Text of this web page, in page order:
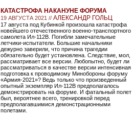
КАТАСТРОФА НАКАНУНЕ ФОРУМА
19 АВГУСТА 2021 // АЛЕКСАНДР ГОЛЬЦ
17 августа под Кубинкой произошла катастрофа
новейшего отечественного военно-транспортного
самолета Ил-112В. Погибли замечательные
летчики-испытатели. Большие начальники
дежурно заверили, что причина трагедии
обязательно будет установлена. Следствие, мол,
рассматривает все версии. Любопытно, будет ли
рассматриваться в качестве версии интенсивная
подготовка к проводимому Минобороны форуму
«Армия-2021»? Ведь только что произведенный
опытный экземпляр Ил-112В предполагалось
демонстрировать на форуме. И фатальный полет
был, вероятнее всего, тренировкой перед
предполагавшимися демонстрационными
полетами.